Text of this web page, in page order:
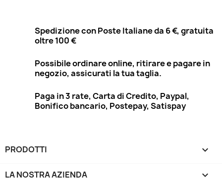
Spedizione con Poste Italiane da 6 €, gratuita
oltre 100 €
Possibile ordinare online, ritirare e pagare in
negozio, assicurati la tua taglia.
Paga in 3 rate, Carta di Credito, Paypal,
Bonifico bancario, Postepay, Satispay
PRODOTTI 
LA NOSTRA AZIENDA 